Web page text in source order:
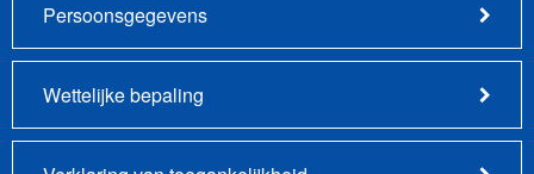
Persoonsgegevens
Wettelijke bepaling